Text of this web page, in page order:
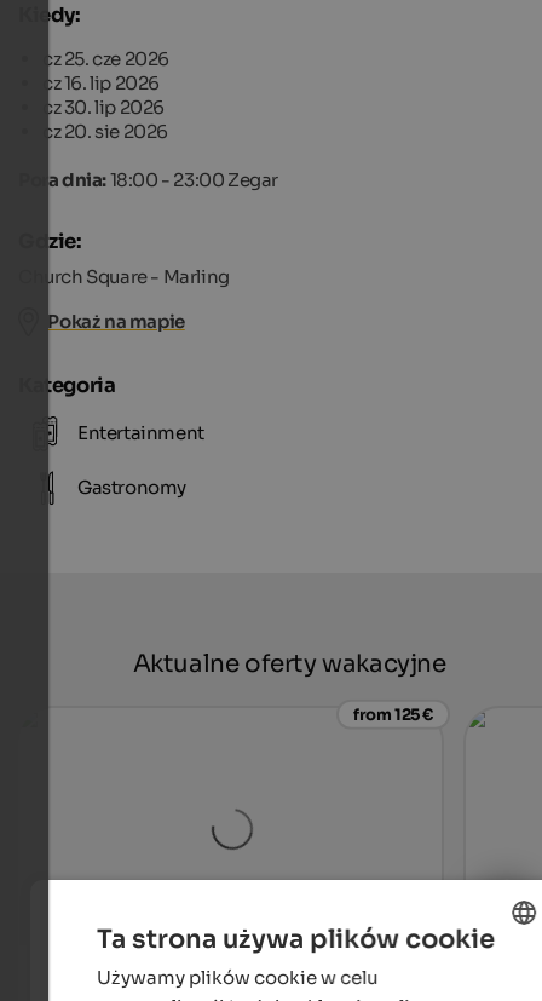
Kiedy:
cz 25. cze 2026
cz 16. lip 2026
cz 30. lip 2026
cz 20. sie 2026
Pora dnia:18:00 - 23:00 Zegar
Gdzie:
Church Square - Marling
Pokaż na mapie
Kategoria
Entertainment
Gastronomy
Aktualne oferty wakacyjne
from 125 €
Hotel Waldhof
Ta strona używa plików cookie
Używamy plików cookie w celu